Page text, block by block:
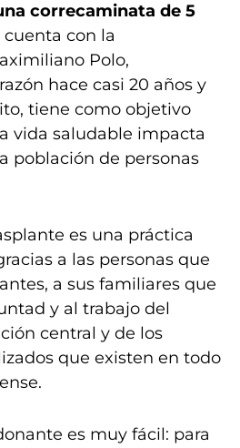
correcaminata de 5
cuenta con la
Polo,
hace casi 20 años y
tiene como objetivo
vida saludable impacta
población de personas
es una práctica
a las personas que
a sus familiares que
y al trabajo del
central y de los
que existen en todo
es muy fácil: para